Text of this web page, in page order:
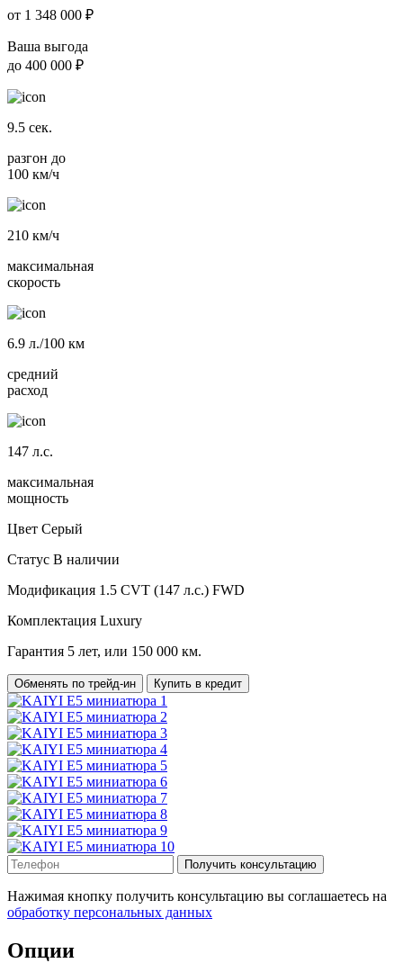
от 1 348 000 ₽
Ваша выгода
до 400 000 ₽
9.5 сек.
разгон до
100 км/ч
210 км/ч
максимальная
скорость
6.9 л./100 км
средний
расход
147 л.с.
максимальная
мощность
Цвет Серый
Статус В наличии
Модификация 1.5 CVT (147 л.с.) FWD
Комплектация Luxury
Гарантия 5 лет, или 150 000 км.
Обменять по трейд-ин Купить в кредит
Получить консультацию
Нажимая кнопку получить консультацию вы соглашаетесь на
обработку персональных данных
Опции